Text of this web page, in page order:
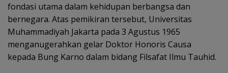
fondasi utama dalam kehidupan berbangsa dan
bernegara. Atas pemikiran tersebut, Universitas
Muhammadiyah Jakarta pada 3 Agustus 1965
menganugerahkan gelar Doktor Honoris Causa
kepada Bung Karno dalam bidang Filsafat Ilmu Tauhid.